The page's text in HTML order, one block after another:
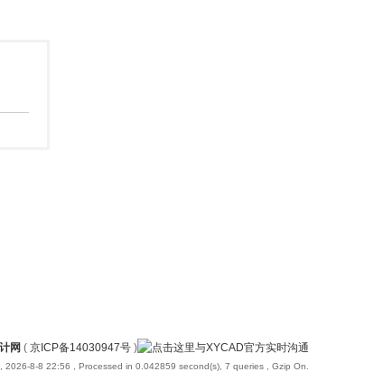
网 ( 京ICP备14030947号 )
2026-8-8 22:56 , Processed in 0.042859 second(s), 7 queries , Gzip On.